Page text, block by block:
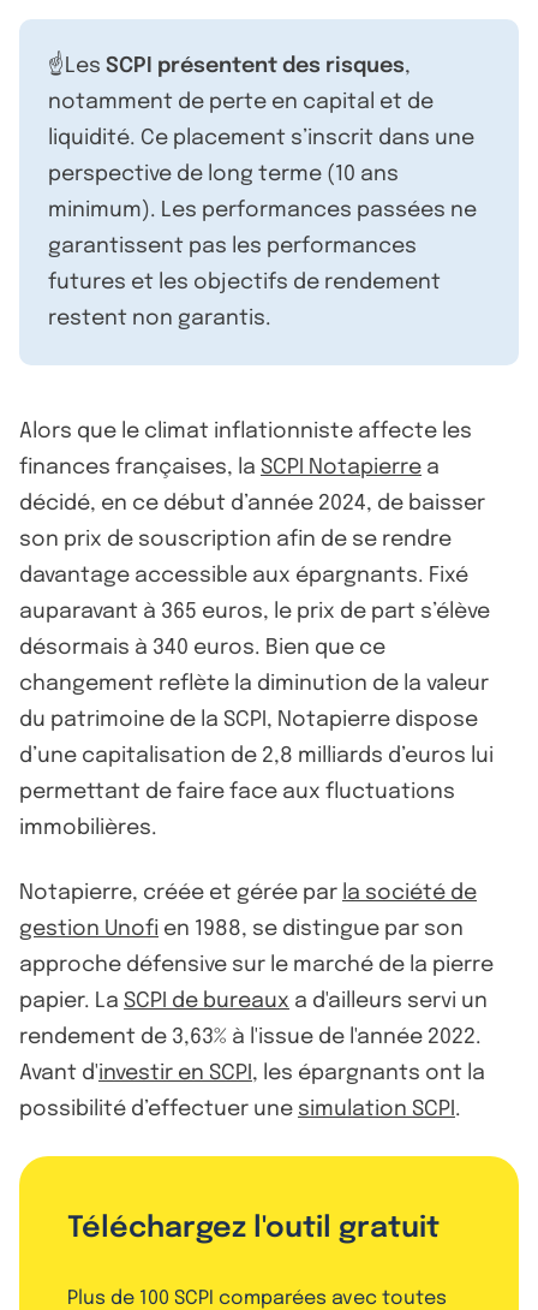
☝️Les SCPI présentent des risques,
notamment de perte en capital et de
liquidité. Ce placement s’inscrit dans une
perspective de long terme (10 ans
minimum). Les performances passées ne
garantissent pas les performances
futures et les objectifs de rendement
restent non garantis.
Alors que le climat inflationniste affecte les
finances françaises, la SCPI Notapierre a
décidé, en ce début d’année 2024, de baisser
son prix de souscription afin de se rendre
davantage accessible aux épargnants. Fixé
auparavant à 365 euros, le prix de part s’élève
désormais à 340 euros. Bien que ce
changement reflète la diminution de la valeur
du patrimoine de la SCPI, Notapierre dispose
d’une capitalisation de 2,8 milliards d’euros lui
permettant de faire face aux fluctuations
immobilières.
Notapierre, créée et gérée par la société de
gestion Unofi en 1988, se distingue par son
approche défensive sur le marché de la pierre
papier. La SCPI de bureaux a d'ailleurs servi un
rendement de 3,63% à l'issue de l'année 2022.
Avant d'investir en SCPI , les épargnants ont la
possibilité d’effectuer une simulation SCPI .
Téléchargez l'outil gratuit
Plus de 100 SCPI comparées avec toutes